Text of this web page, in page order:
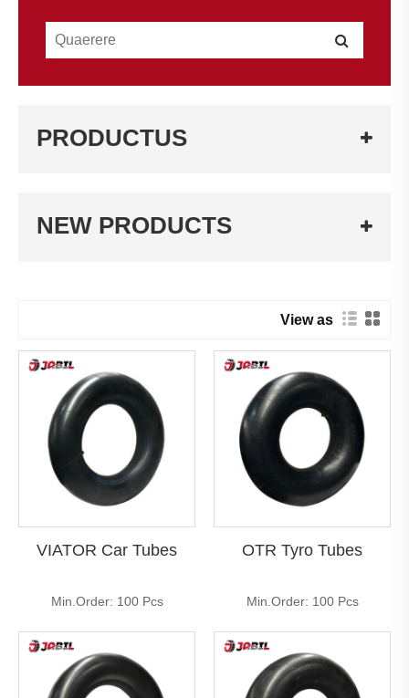
PRODUCTUS
NEW PRODUCTS
View as
VIATOR Car Tubes
Min.Order: 100 Pcs
OTR Tyro Tubes
Min.Order: 100 Pcs